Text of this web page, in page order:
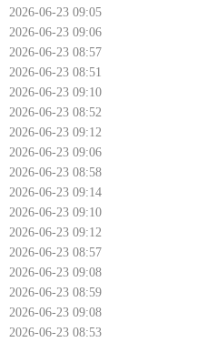
2026-06-23 09:05
2026-06-23 09:06
2026-06-23 08:57
2026-06-23 08:51
2026-06-23 09:10
2026-06-23 08:52
2026-06-23 09:12
2026-06-23 09:06
2026-06-23 08:58
2026-06-23 09:14
2026-06-23 09:10
2026-06-23 09:12
2026-06-23 08:57
2026-06-23 09:08
2026-06-23 08:59
2026-06-23 09:08
2026-06-23 08:53